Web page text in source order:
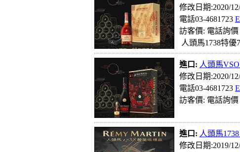
修改日期:2020/
電話03-4681723
訪客價: 電話詢價
人頭馬1738特優
進口: 人頭馬
修改日期:2020/
電話03-4681723
訪客價: 電話詢價
進口: 人頭馬
修改日期:2019/